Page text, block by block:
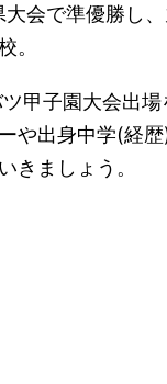
会で準優勝し
。
甲子園大会出
や出身中学(経
きましょう。